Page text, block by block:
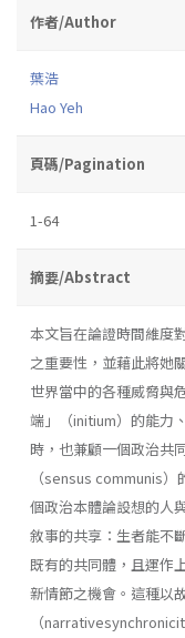
作者/Author
葉浩
Hao Yeh
頁碼/Pagination
1-64
摘要/Abstract
本文旨在論證時間維度
之重要性，並藉此將她
世界當中的各種威脅與
端」（initium）的能力
時，也兼顧一個政治共
（sensus communis
個政治本體論設想的人
敘事的共享：生者能不
既有的共同體，且運作
新情節之機會。這種以
（